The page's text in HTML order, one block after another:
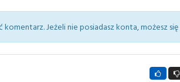
komentarz. Jeżeli nie posiadasz konta, możesz się